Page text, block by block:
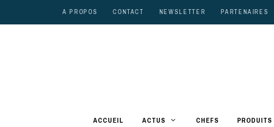
A PROPOS CONTACT NEWSLETTER PARTENAIRES
ACCUEIL ACTUS CHEFS PRODUITS